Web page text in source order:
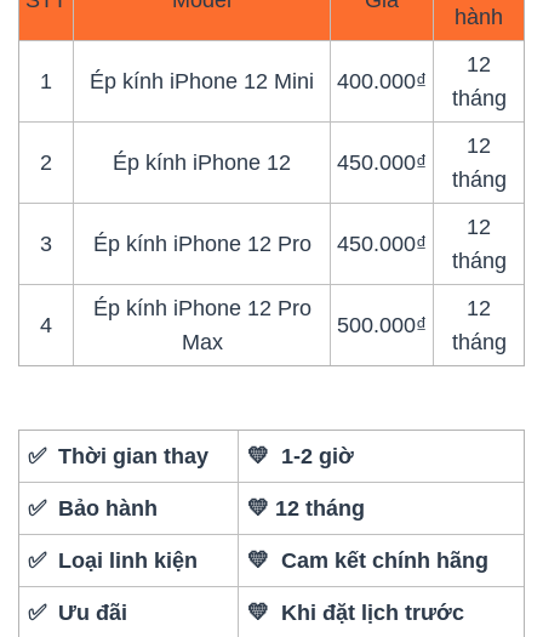
hành
1 Ép kính iPhone 12 Mini 400.000₫
12
tháng
2 Ép kính iPhone 12 450.000₫
12
tháng
3 Ép kính iPhone 12 Pro 450.000₫
12
tháng
4
Ép kính iPhone 12 Pro
Max
500.000₫
12
tháng
✅ Thời gian thay 💛 1-2 giờ
✅ Bảo hành 💛 12 tháng
✅ Loại linh kiện 💛 Cam kết chính hãng
✅ Ưu đãi 💛 Khi đặt lịch trước